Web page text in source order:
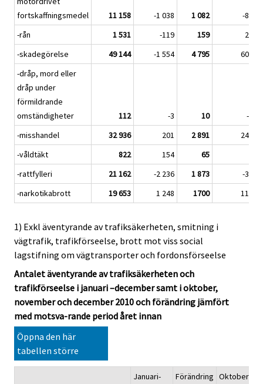
fortskaffningsmedel
11 158 -1 038 1 082
-84
-rån
1 531 -119 159
27
-skadegörelse
49 144 -1 554 4 795
609
-dråp, mord eller
dråp under
förmildrande
omständigheter
112 -3 10
-1
-misshandel
32 936 201 2 891
240
-våldtäkt
822 154 65
-rattfylleri
21 162 -2 236 1 873
-36
-narkotikabrott
19 653 1 248 1700 117
1) Exkl äventyrande av trafiksäkerheten, smitning i
vägtrafik, trafikförseelse, brott mot viss social
lagstifning om vägtransporter och fordonsförseelse
Antalet äventyrande av trafiksäkerheten och
trafikförseelse i januari –december samt i oktober,
november och december 2010 och förändring jämfört
med motsva-rande period året innan
Öppna den här
tabellen större
Januari-
Förändring Oktober